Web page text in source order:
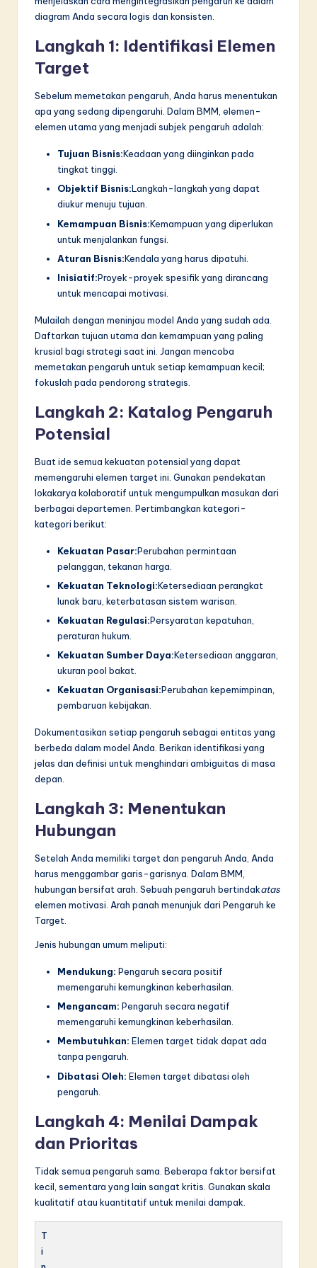
diagram Anda secara logis dan konsisten.
Langkah 1: Identifikasi Elemen
Target
Sebelum memetakan pengaruh, Anda harus menentukan
apa yang sedang dipengaruhi. Dalam BMM, elemen-
elemen utama yang menjadi subjek pengaruh adalah:
Tujuan Bisnis:Keadaan yang diinginkan pada
tingkat tinggi.
Objektif Bisnis:Langkah-langkah yang dapat
diukur menuju tujuan.
Kemampuan Bisnis:Kemampuan yang diperlukan
untuk menjalankan fungsi.
Aturan Bisnis:Kendala yang harus dipatuhi.
Inisiatif:Proyek-proyek spesifik yang dirancang
untuk mencapai motivasi.
Mulailah dengan meninjau model Anda yang sudah ada.
Daftarkan tujuan utama dan kemampuan yang paling
krusial bagi strategi saat ini. Jangan mencoba
memetakan pengaruh untuk setiap kemampuan kecil;
fokuslah pada pendorong strategis.
Langkah 2: Katalog Pengaruh
Potensial
Buat ide semua kekuatan potensial yang dapat
memengaruhi elemen target ini. Gunakan pendekatan
lokakarya kolaboratif untuk mengumpulkan masukan dari
berbagai departemen. Pertimbangkan kategori-
kategori berikut:
Kekuatan Pasar:Perubahan permintaan
pelanggan, tekanan harga.
Kekuatan Teknologi:Ketersediaan perangkat
lunak baru, keterbatasan sistem warisan.
Kekuatan Regulasi:Persyaratan kepatuhan,
peraturan hukum.
Kekuatan Sumber Daya:Ketersediaan anggaran,
ukuran pool bakat.
Kekuatan Organisasi:Perubahan kepemimpinan,
pembaruan kebijakan.
Dokumentasikan setiap pengaruh sebagai entitas yang
berbeda dalam model Anda. Berikan identifikasi yang
jelas dan definisi untuk menghindari ambiguitas di masa
depan.
Langkah 3: Menentukan
Hubungan
Setelah Anda memiliki target dan pengaruh Anda, Anda
harus menggambar garis-garisnya. Dalam BMM,
hubungan bersifat arah. Sebuah pengaruh bertindakatas
elemen motivasi. Arah panah menunjuk dari Pengaruh ke
Target.
Jenis hubungan umum meliputi:
Mendukung: Pengaruh secara positif
memengaruhi kemungkinan keberhasilan.
Mengancam: Pengaruh secara negatif
memengaruhi kemungkinan keberhasilan.
Membutuhkan: Elemen target tidak dapat ada
tanpa pengaruh.
Dibatasi Oleh: Elemen target dibatasi oleh
pengaruh.
Langkah 4: Menilai Dampak
dan Prioritas
Tidak semua pengaruh sama. Beberapa faktor bersifat
kecil, sementara yang lain sangat kritis. Gunakan skala
kualitatif atau kuantitatif untuk menilai dampak.
T
i